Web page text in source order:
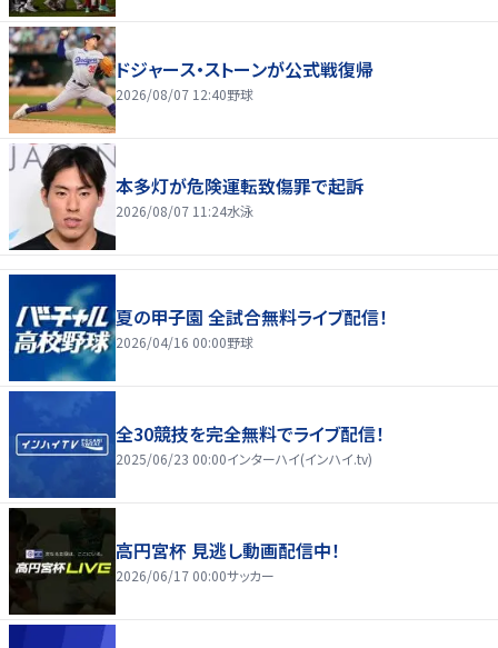
ドジャース・ストーンが公式戦復帰
2026/08/07 12:40野球
本多灯が危険運転致傷罪で起訴
2026/08/07 11:24水泳
夏の甲子園 全試合無料ライブ配信！
2026/04/16 00:00野球
全30競技を完全無料でライブ配信！
2025/06/23 00:00インターハイ(インハイ.tv)
高円宮杯 見逃し動画配信中！
2026/06/17 00:00サッカー